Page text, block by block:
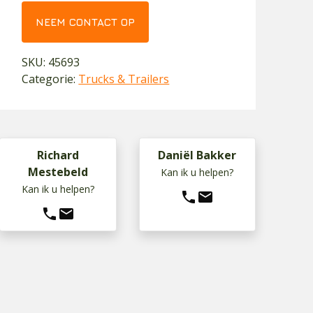
NEEM CONTACT OP
SKU: 45693
Categorie: Trucks & Trailers
Richard
Mestebeld
Kan ik u helpen?
phone mail
Daniël Bakker
Kan ik u helpen?
phone mail